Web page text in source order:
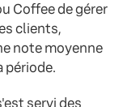
Coffee de gérer
clients,
note moyenne
période.